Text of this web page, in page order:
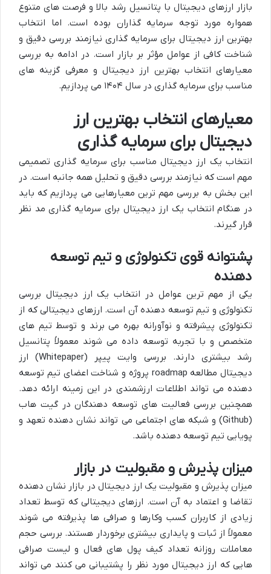
بازار ارزهای دیجیتال با پتانسیل رشد بالا و فرصت های متنوع
همواره مورد توجه سرمایه گذاران بوده است. اما انتخاب
بهترین ارز دیجیتال برای سرمایه گذاری نیازمند بررسی دقیق و
شناخت کافی از عوامل مؤثر بر بازار است. در ادامه به بررسی
معیارهای انتخاب بهترین ارز دیجیتال و معرفی گزینه های
مناسب برای سرمایه گذاری در سال ۱۴۰۴ می پردازیم.
معیارهای انتخاب بهترین ارز
دیجیتال برای سرمایه گذاری
انتخاب یک ارز دیجیتال مناسب برای سرمایه گذاری تصمیمی
مهم است که نیازمند بررسی دقیق و تحلیل همه جانبه است. در
این بخش به بررسی مهم ترین معیارهایی می پردازیم که باید
در هنگام انتخاب یک ارز دیجیتال برای سرمایه گذاری مد نظر
قرار گیرند.
پشتوانه قوی تکنولوژی و تیم توسعه
دهنده
یکی از مهم ترین عوامل در انتخاب یک ارز دیجیتال بررسی
تکنولوژی و تیم توسعه دهنده آن است. ارزهای دیجیتالی که از
تکنولوژی پیشرفته و نوآورانه بهره می برند و توسط تیم های
متخصص و با تجربه توسعه داده می شوند معمولاً پتانسیل
رشد بیشتری دارند. بررسی وایت پیپر (Whitepaper) ارز
دیجیتال مطالعه roadmap پروژه و شناخت اعضای تیم توسعه
دهنده می تواند اطلاعات ارزشمندی در این زمینه ارائه دهد.
همچنین بررسی فعالیت های توسعه دهندگان در گیت هاب
(Github) و شبکه های اجتماعی می تواند نشان دهنده تعهد و
پویایی تیم توسعه دهنده باشد.
میزان پذیرش و مقبولیت در بازار
میزان پذیرش و مقبولیت یک ارز دیجیتال در بازار نشان دهنده
تقاضا و اعتماد به آن است. ارزهای دیجیتالی که توسط تعداد
زیادی از کاربران کسب وکارها و صرافی ها پذیرفته می شوند
معمولاً از ثبات و پایداری بیشتری برخوردار هستند. بررسی حجم
معاملات روزانه تعداد کیف پول های فعال و لیست صرافی
هایی که ارز دیجیتال مورد نظر را پشتیبانی می کنند می تواند